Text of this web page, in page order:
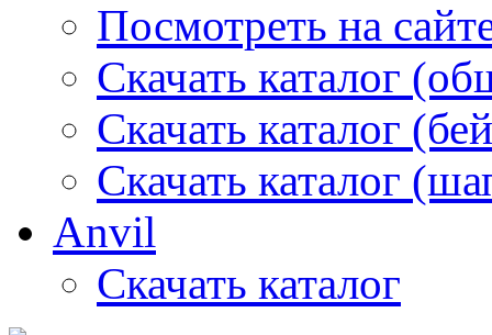
Посмотреть на
Скачать каталог
Скачать каталог
Скачать каталог
Anvil
Скачать каталог